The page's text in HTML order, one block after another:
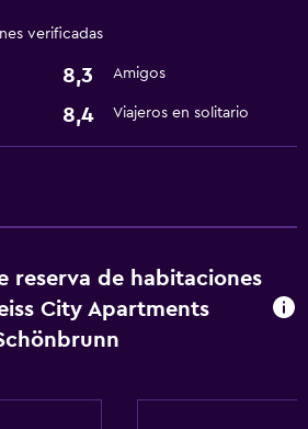
verificadas
8,3 Amigos
8,4 Viajeros en solitario
reserva de habitaciones
City Apartments